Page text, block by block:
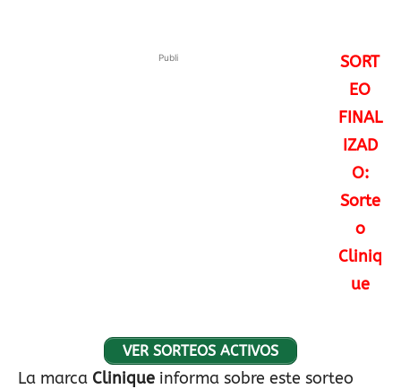
Publi
SORT
EO
FINAL
IZAD
O:
Sorte
o
Cliniq
ue
VER SORTEOS ACTIVOS
La marca Clinique informa sobre este sorteo